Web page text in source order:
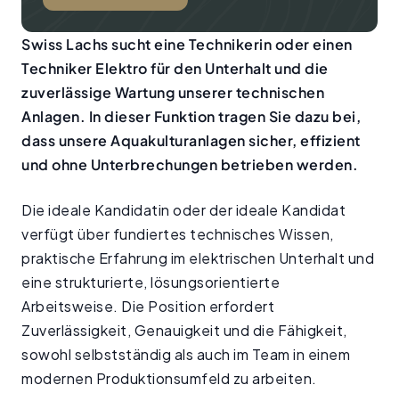
Swiss Lachs sucht eine Technikerin oder einen
Techniker Elektro für den Unterhalt und die
zuverlässige Wartung unserer technischen
Anlagen. In dieser Funktion tragen Sie dazu bei,
dass unsere Aquakulturanlagen sicher, effizient
und ohne Unterbrechungen betrieben werden.
Die ideale Kandidatin oder der ideale Kandidat
verfügt über fundiertes technisches Wissen,
praktische Erfahrung im elektrischen Unterhalt und
eine strukturierte, lösungsorientierte
Arbeitsweise. Die Position erfordert
Zuverlässigkeit, Genauigkeit und die Fähigkeit,
sowohl selbstständig als auch im Team in einem
modernen Produktionsumfeld zu arbeiten.